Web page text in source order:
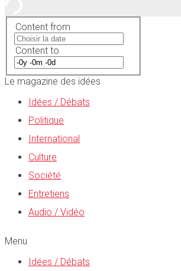
Content from
Content to
Le magazine des idées
Idées / Débats
Politique
International
Culture
Société
Entretiens
Audio / Vidéo
Menu
Idées / Débats